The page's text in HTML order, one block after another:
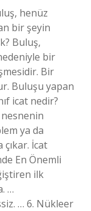
henüz
bir şeyin
Buluş,
bir
Bir
Buluşu yapan
icat nedir?
ya da
İcat
En Önemli
ilk
…
… 6. Nükleer